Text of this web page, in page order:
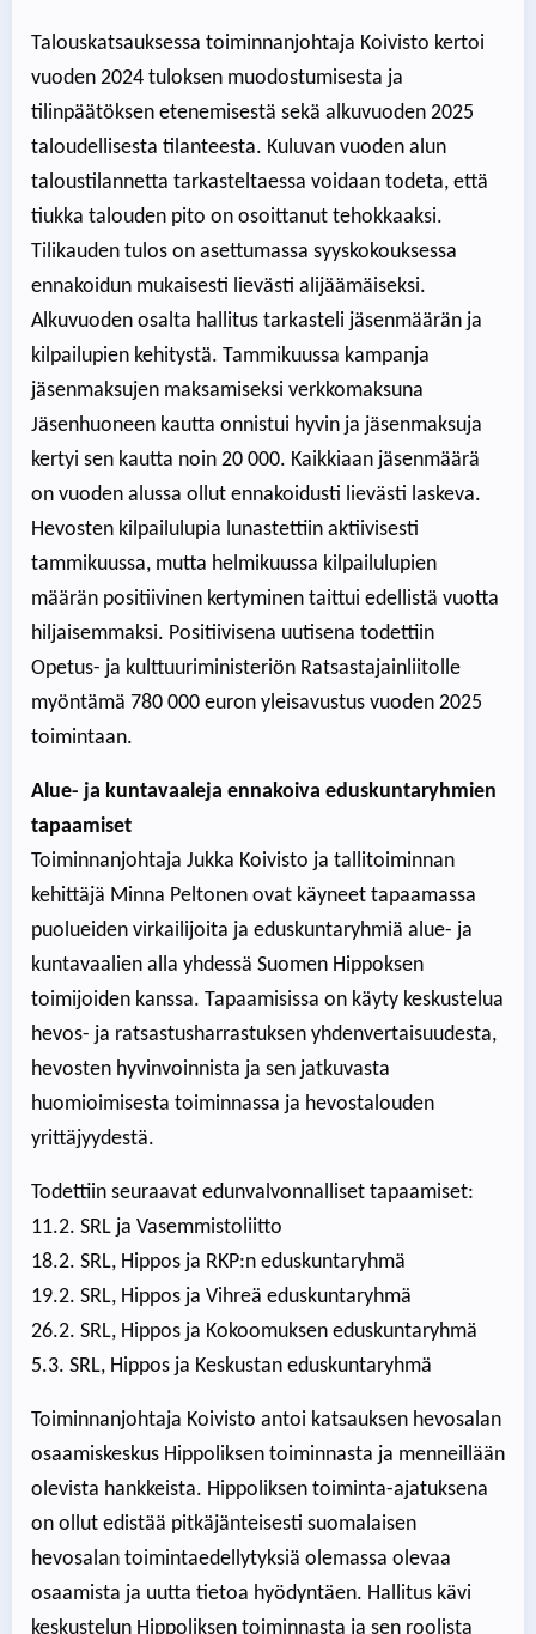
Talouskatsauksessa toiminnanjohtaja Koivisto kertoi
vuoden 2024 tuloksen muodostumisesta ja
tilinpäätöksen etenemisestä sekä alkuvuoden 2025
taloudellisesta tilanteesta. Kuluvan vuoden alun
taloustilannetta tarkasteltaessa voidaan todeta, että
tiukka talouden pito on osoittanut tehokkaaksi.
Tilikauden tulos on asettumassa syyskokouksessa
ennakoidun mukaisesti lievästi alijäämäiseksi.
Alkuvuoden osalta hallitus tarkasteli jäsenmäärän ja
kilpailupien kehitystä. Tammikuussa kampanja
jäsenmaksujen maksamiseksi verkkomaksuna
Jäsenhuoneen kautta onnistui hyvin ja jäsenmaksuja
kertyi sen kautta noin 20 000. Kaikkiaan jäsenmäärä
on vuoden alussa ollut ennakoidusti lievästi laskeva.
Hevosten kilpailulupia lunastettiin aktiivisesti
tammikuussa, mutta helmikuussa kilpailulupien
määrän positiivinen kertyminen taittui edellistä vuotta
hiljaisemmaksi. Positiivisena uutisena todettiin
Opetus- ja kulttuuriministeriön Ratsastajainliitolle
myöntämä 780 000 euron yleisavustus vuoden 2025
toimintaan.
Alue- ja kuntavaaleja ennakoiva eduskuntaryhmien
tapaamiset
Toiminnanjohtaja Jukka Koivisto ja tallitoiminnan
kehittäjä Minna Peltonen ovat käyneet tapaamassa
puolueiden virkailijoita ja eduskuntaryhmiä alue- ja
kuntavaalien alla yhdessä Suomen Hippoksen
toimijoiden kanssa. Tapaamisissa on käyty keskustelua
hevos- ja ratsastusharrastuksen yhdenvertaisuudesta,
hevosten hyvinvoinnista ja sen jatkuvasta
huomioimisesta toiminnassa ja hevostalouden
yrittäjyydestä.
Todettiin seuraavat edunvalvonnalliset tapaamiset:
11.2. SRL ja Vasemmistoliitto
18.2. SRL, Hippos ja RKP:n eduskuntaryhmä
19.2. SRL, Hippos ja Vihreä eduskuntaryhmä
26.2. SRL, Hippos ja Kokoomuksen eduskuntaryhmä
5.3. SRL, Hippos ja Keskustan eduskuntaryhmä
Toiminnanjohtaja Koivisto antoi katsauksen hevosalan
osaamiskeskus Hippoliksen toiminnasta ja menneillään
olevista hankkeista. Hippoliksen toiminta-ajatuksena
on ollut edistää pitkäjänteisesti suomalaisen
hevosalan toimintaedellytyksiä olemassa olevaa
osaamista ja uutta tietoa hyödyntäen. Hallitus kävi
keskustelun Hippoliksen toiminnasta ja sen roolista